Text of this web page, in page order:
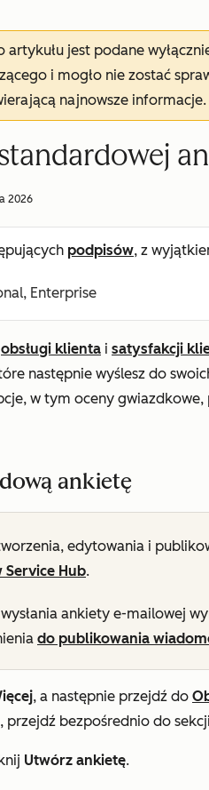
artykułu jest podane
i mogło nie zostać
najnowsze
2026
podpisów, z
Enterprise
obsługi klienta i satysfakcji
następnie wyślesz do
w tym oceny
ankietę
edytowania i
Service Hub.
ankiety e-mailowej
do publikowania
, a następnie przejdź do
przejdź bezpośrednio do sekcji
Utwórz ankietę.